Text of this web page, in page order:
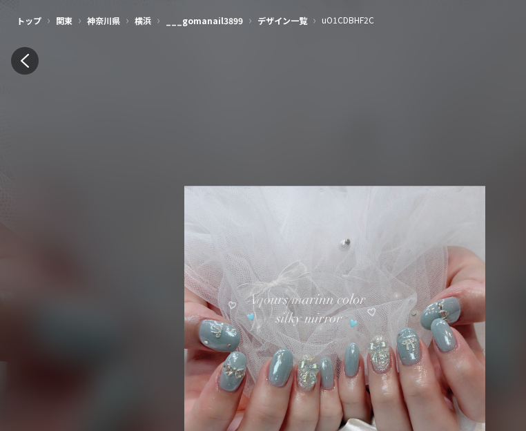
トップ › 関東 › 神奈川県 › 横浜 › ___gomanail3899 › デザイン一覧 › uO1CDBHF2C